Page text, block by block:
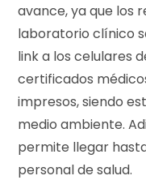
avance, ya que los
laboratorio clínico
link a los celulares
certificados
impresos, siendo
medio ambiente.
permite llegar
personal de salud.